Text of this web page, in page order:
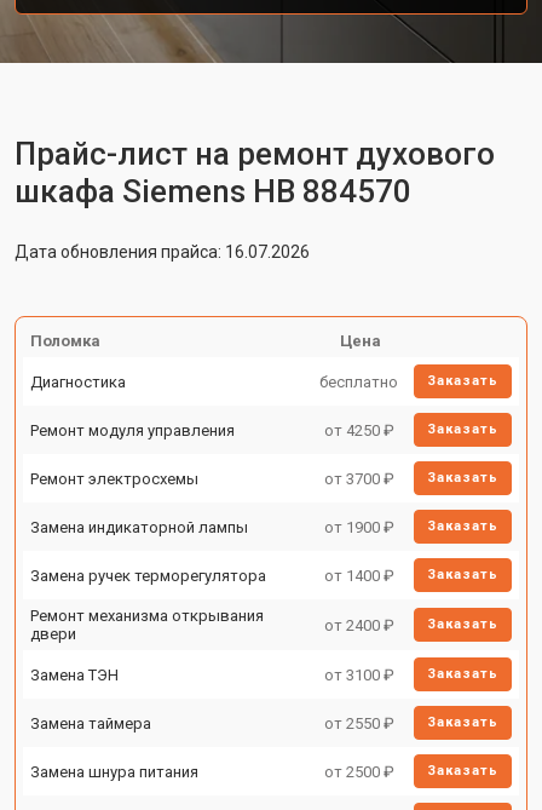
Прайс-лист на ремонт духового
шкафа Siemens HB 884570
Дата обновления прайса: 16.07.2026
Поломка Цена
Диагностика бесплатно Заказать
Ремонт модуля управления от 4250 ₽ Заказать
Ремонт электросхемы от 3700 ₽ Заказать
Замена индикаторной лампы от 1900 ₽ Заказать
Замена ручек терморегулятора от 1400 ₽ Заказать
Ремонт механизма открывания
двери
от 2400 ₽ Заказать
Замена ТЭН от 3100 ₽ Заказать
Замена таймера от 2550 ₽ Заказать
Замена шнура питания от 2500 ₽ Заказать